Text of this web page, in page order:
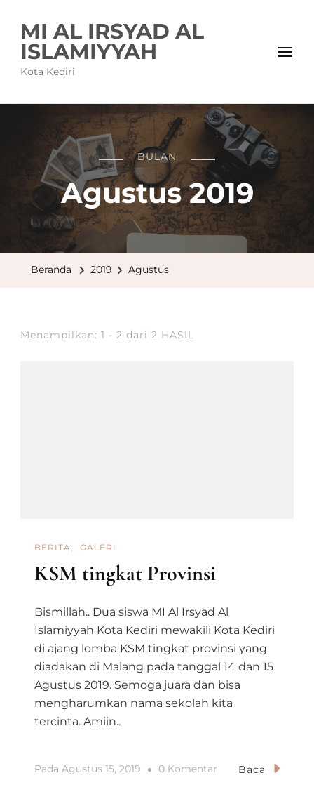
MI AL IRSYAD AL
ISLAMIYYAH
Kota Kediri
BULAN
Agustus 2019
Beranda 2019 Agustus
Menampilkan: 1 - 2 dari 2 HASIL
BERITA GALERI
KSM tingkat Provinsi
Bismillah.. Dua siswa MI Al Irsyad Al
Islamiyyah Kota Kediri mewakili Kota Kediri
di ajang lomba KSM tingkat provinsi yang
diadakan di Malang pada tanggal 14 dan 15
Agustus 2019. Semoga juara dan bisa
mengharumkan nama sekolah kita
tercinta. Amiin..
Pada Agustus 15, 2019 0 Komentar PadaBaca